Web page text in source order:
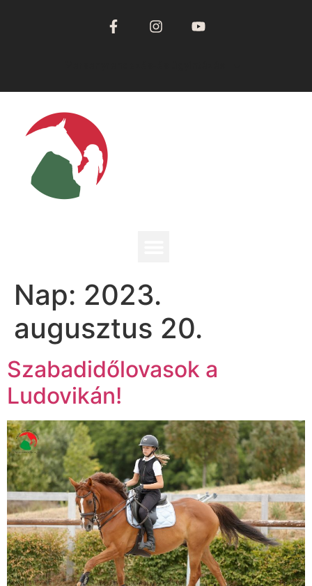
Nap: 2023.
augusztus 20.
Szabadidőlovasok a
Ludovikán!